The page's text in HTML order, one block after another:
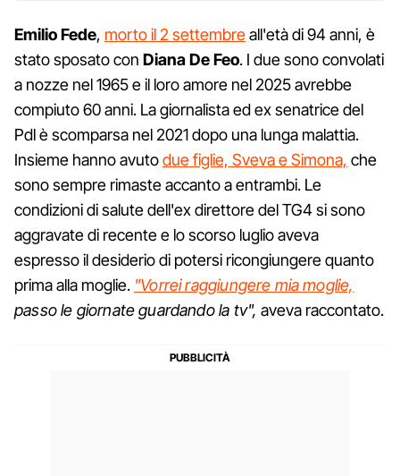
EmilioFede, morto il 2 settembreall'età di 94 anni, è
stato sposato con Diana De Feo. I due sono convolati
a nozze nel 1965 e il loro amore nel 2025 avrebbe
compiuto 60 anni. La giornalista ed ex senatrice del
Pdl è scomparsa nel 2021 dopo una lunga malattia.
Insieme hanno avutodue figlie, Sveva e Simona, che
sono sempre rimaste accanto a entrambi. Le
condizioni di salute dell'ex direttore del TG4 si sono
aggravate di recente e lo scorso luglio aveva
espresso il desiderio di potersi ricongiungere quanto
prima alla moglie. "Vorrei raggiungere mia moglie,
passo le giornate guardando la tv",aveva raccontato.